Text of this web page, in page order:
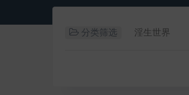
分类筛选 淫生世界